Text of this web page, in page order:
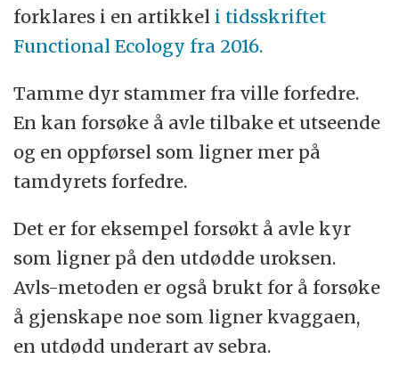
forklares i en artikkel i tidsskriftet
Functional Ecology fra 2016.
Tamme dyr stammer fra ville forfedre.
En kan forsøke å avle tilbake et utseende
og en oppførsel som ligner mer på
tamdyrets forfedre.
Det er for eksempel forsøkt å avle kyr
som ligner på den utdødde uroksen.
Avls-metoden er også brukt for å forsøke
å gjenskape noe som ligner kvaggaen,
en utdødd underart av sebra.